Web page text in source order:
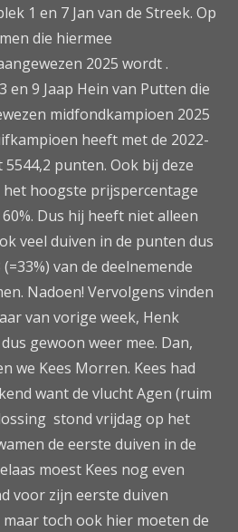
1 en 7 Jan van de Streek. Op
die hiermee
2025 wordt .
en 9 Jaap Hein van Putten die
midfondkampioen 2025
heeft met de 2022-
punten. Ook bij deze
het hoogste prijspercentage
Dus hij heeft niet alleen
veel duiven in de punten dus
van de deelnemende
Nadoen! Vervolgens vinden
van vorige week, Henk
gewoon weer mee. Dan,
we Kees Morren. Kees had
want de vlucht Agen (ruim
stond vrijdag op het
de eerste duiven in de
moest Kees nog even
voor zijn eerste duiven
toch ook hier moeten de